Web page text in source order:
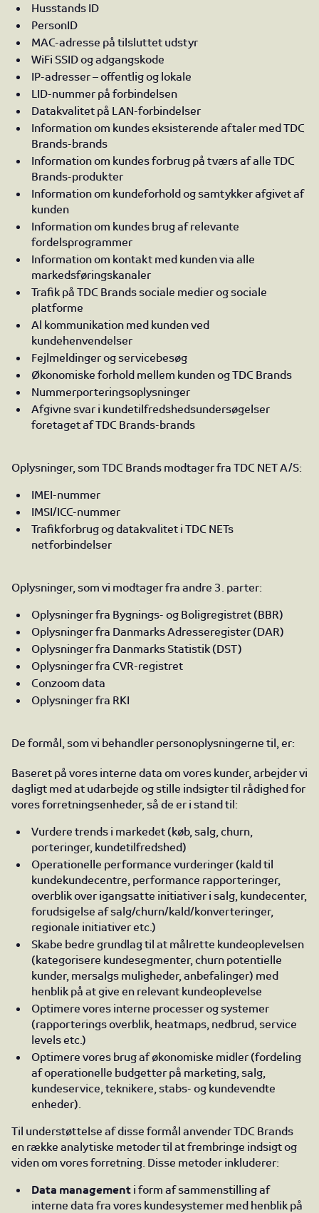
Husstands ID
PersonID
MAC-adresse på tilsluttet udstyr
WiFi SSID og adgangskode
IP-adresser – offentlig og lokale
LID-nummer på forbindelsen
Datakvalitet på LAN-forbindelser
Information om kundes eksisterende aftaler med TDC
Brands-brands
Information om kundes forbrug på tværs af alle TDC
Brands-produkter
Information om kundeforhold og samtykker afgivet af
kunden
Information om kundes brug af relevante
fordelsprogrammer
Information om kontakt med kunden via alle
markedsføringskanaler
Trafik på TDC Brands sociale medier og sociale
platforme
Al kommunikation med kunden ved
kundehenvendelser
Fejlmeldinger og servicebesøg
Økonomiske forhold mellem kunden og TDC Brands
Nummerporteringsoplysninger
Afgivne svar i kundetilfredshedsundersøgelser
foretaget af TDC Brands-brands
Oplysninger, som TDC Brands modtager fra TDC NET A/S:
IMEI-nummer
IMSI/ICC-nummer
Trafikforbrug og datakvalitet i TDC NETs
netforbindelser
Oplysninger, som vi modtager fra andre 3. parter:
Oplysninger fra Bygnings- og Boligregistret (BBR)
Oplysninger fra Danmarks Adresseregister (DAR)
Oplysninger fra Danmarks Statistik (DST)
Oplysninger fra CVR-registret
Conzoom data
Oplysninger fra RKI
De formål, som vi behandler personoplysningerne til, er:
Baseret på vores interne data om vores kunder, arbejder vi
dagligt med at udarbejde og stille indsigter til rådighed for
vores forretningsenheder, så de er i stand til:
Vurdere trends i markedet (køb, salg, churn,
porteringer, kundetilfredshed)
Operationelle performance vurderinger (kald til
kundekundecentre, performance rapporteringer,
overblik over igangsatte initiativer i salg, kundecenter,
forudsigelse af salg/churn/kald/konverteringer,
regionale initiativer etc.)
Skabe bedre grundlag til at målrette kundeoplevelsen
(kategorisere kundesegmenter, churn potentielle
kunder, mersalgs muligheder, anbefalinger) med
henblik på at give en relevant kundeoplevelse
Optimere vores interne processer og systemer
(rapporterings overblik, heatmaps, nedbrud, service
levels etc.)
Optimere vores brug af økonomiske midler (fordeling
af operationelle budgetter på marketing, salg,
kundeservice, teknikere, stabs- og kundevendte
enheder).
Til understøttelse af disse formål anvender TDC Brands
en række analytiske metoder til at frembringe indsigt og
viden om vores forretning. Disse metoder inkluderer:
Data management i form af sammenstilling af
interne data fra vores kundesystemer med henblik på